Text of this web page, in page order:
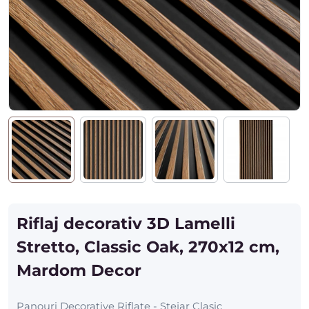
Riflaj decorativ 3D Lamelli
Stretto, Classic Oak, 270x12 cm,
Mardom Decor
Panouri Decorative Riflate - Stejar Clasic